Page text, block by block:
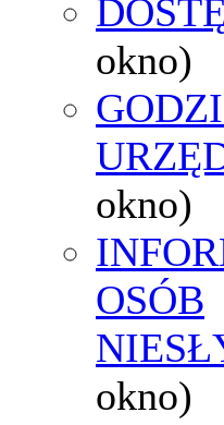
okno)
okno)
OSÓB
okno)